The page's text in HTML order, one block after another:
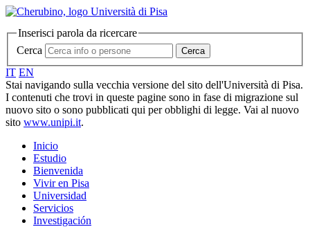
Inserisci parola da ricercare
Cerca
Cerca
IT EN
Stai navigando sulla vecchia versione del sito dell'Università di Pisa.
I contenuti che trovi in queste pagine sono in fase di migrazione sul
nuovo sito o sono pubblicati qui per obblighi di legge. Vai al nuovo
sito www.unipi.it.
Inicio
Estudio
Bienvenida
Vivir en Pisa
Universidad
Servicios
Investigación